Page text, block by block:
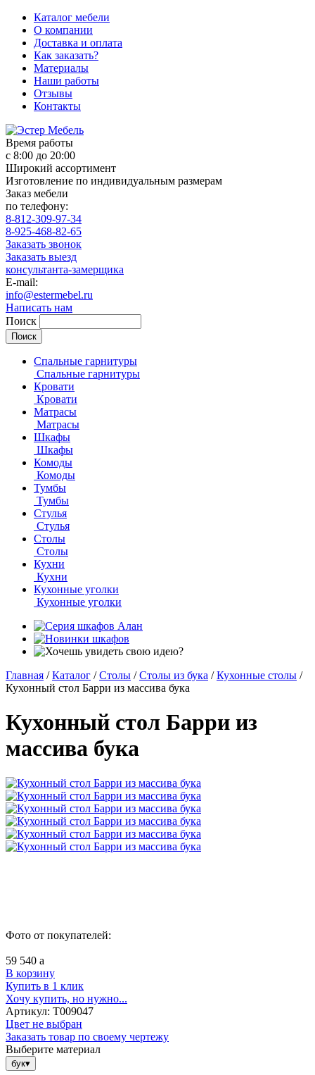
Каталог мебели
О компании
Доставка и оплата
Как заказать?
Материалы
Наши работы
Отзывы
Контакты
Время работы
с 8:00 до 20:00
Широкий ассортимент
Изготовление по индивидуальным размерам
Заказ мебели
по телефону:
8-812-309-97-34
8-925-468-82-65
Заказать звонок
Заказать выезд
консультанта-замерщика
E-mail:
info@estermebel.ru
Написать нам
Поиск
Спальные гарнитуры
Спальные гарнитуры
Кровати
Кровати
Матрасы
Матрасы
Шкафы
Шкафы
Комоды
Комоды
Тумбы
Тумбы
Стулья
Стулья
Столы
Столы
Кухни
Кухни
Кухонные уголки
Кухонные уголки
Главная / Каталог / Столы / Столы из бука / Кухонные столы /
Кухонный стол Барри из массива бука
Кухонный стол Барри из
массива бука
Фото от покупателей:
59 540 a
В корзину
Купить в 1 клик
Хочу купить, но нужно...
Артикул: Т009047
Цвет не выбран
Заказать товар по своему чертежу
Выберите материал
бук▾